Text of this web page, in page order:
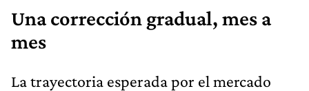
Una corrección gradual, mes a
mes
La trayectoria esperada por el mercado